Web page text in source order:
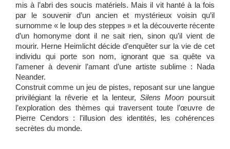
mis à l’abri des soucis matériels. Mais il vit hanté à la fois
par le souvenir d’un ancien et mystérieux voisin qu’il
surnomme « le loup des steppes » et la découverte récente
d’un homonyme dont il ne sait rien, sinon qu’il vient de
mourir. Herne Heimlicht décide d’enquêter sur la vie de cet
individu qui porte son nom, ignorant que sa quête va
l’amener à devenir l’amant d’une artiste sublime : Nada
Neander.
Construit comme un jeu de pistes, reposant sur une langue
privilégiant la rêverie et la lenteur, Silens Moon poursuit
l’exploration des thèmes qui traversent toute l’œuvre de
Pierre Cendors : l’illusion des identités, les cohérences
secrètes du monde.